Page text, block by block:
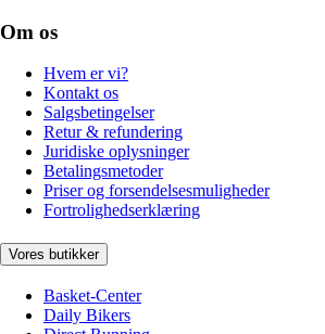
Om os
Hvem er vi?
Kontakt os
Salgsbetingelser
Retur & refundering
Juridiske oplysninger
Betalingsmetoder
Priser og forsendelsesmuligheder
Fortrolighedserklæring
Vores butikker
Basket-Center
Daily Bikers